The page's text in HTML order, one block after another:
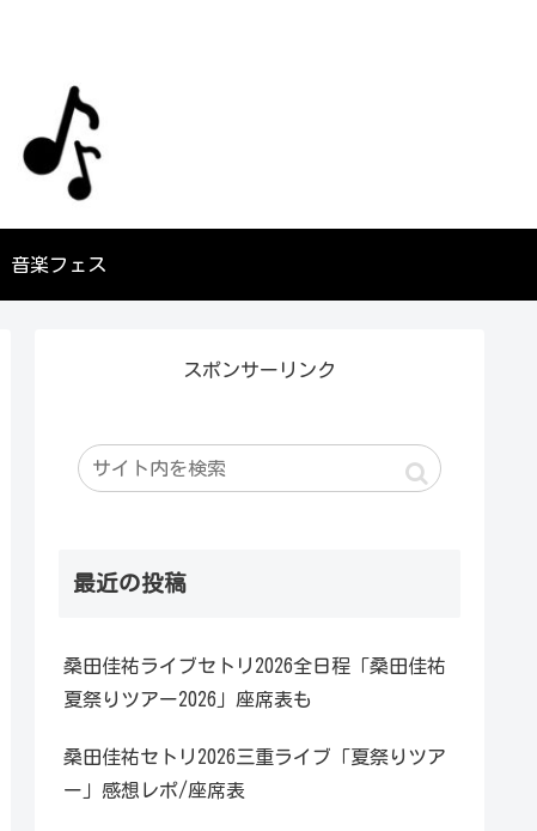
音楽フェス
スポンサーリンク
最近の投稿
桑田佳祐ライブセトリ2026全日程「桑田佳祐
夏祭りツアー2026」座席表も
桑田佳祐セトリ2026三重ライブ「夏祭りツア
ー」感想レポ/座席表